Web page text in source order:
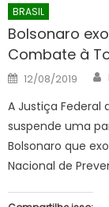
BRASIL
Bolsonaro
Combate à
Posted
on
12/08/2019
A Justiça Federal
suspende uma
Bolsonaro que
Nacional de